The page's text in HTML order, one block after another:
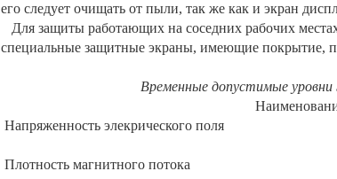
его следует очищать от пыли, так же как и экран
Для защиты работающих на соседних рабочих
специальные защитные экраны, имеющие покрытие,
Временные допустимые
Напряженность элекрического поля
Плотность магнитного потока